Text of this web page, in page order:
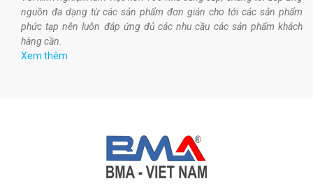
nguồn đa dạng từ các sản phẩm đơn giản cho tới các sản phẩm
phức tạp nên luôn đáp ứng đủ các nhu cầu các sản phẩm khách
hàng cần.
Xem thêm